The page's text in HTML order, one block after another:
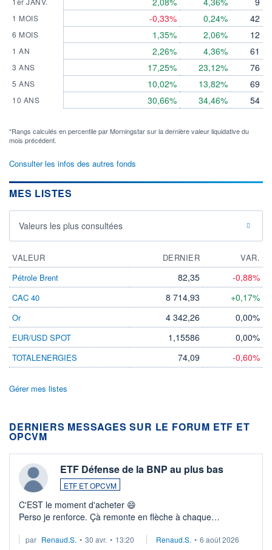
1 MOIS
6 MOIS
1 AN
3 ANS
5 ANS
10 ANS
-0,33%
1,35%
2,26%
17,25%
10,02%
30,66%
0,24%
2,06%
4,36%
23,12%
13,82%
34,46%
42
12
61
76
69
54
*Rangs calculés en percentile par Morningstar sur la dernière valeur liquidative du
mois précédent.
Consulter les infos des autres fonds
MES LISTES
Valeurs les plus consultées
VALEUR DERNIER
VAR.
Pétrole Brent
82,35 -0,88%
CAC 40 8 714,93 +0,17%
Or 4 342,26 0,00%
EUR/USD SPOT 1,15586 0,00%
TOTALENERGIES 74,09 -0,60%
Gérer mes listes
DERNIERS MESSAGES SUR LE FORUM ETF ET
OPCVM
ETF Défense de la BNP au plus bas
ETF ET OPCVM
C'EST le moment d'acheter 😄​
Perso je renforce. Çà remonte en flèche à chaque
Investissement long terme tip top pour sa retraite.
par Renaud.S. • 30 avr. • 13:20 Renaud.S. • 6 août 2026